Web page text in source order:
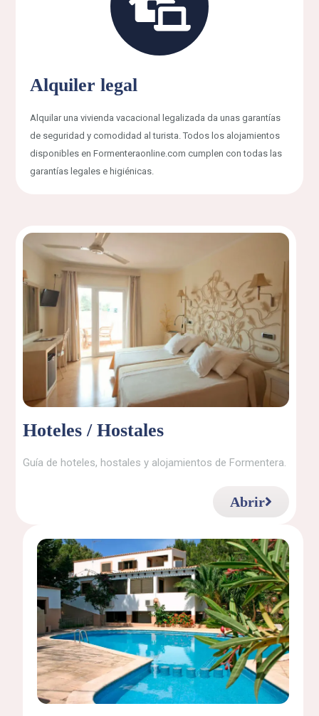
Alquiler legal
Alquilar una vivienda vacacional legalizada da unas garantías
de seguridad y comodidad al turista. Todos los alojamientos
disponibles en Formenteraonline.com cumplen con todas las
garantías legales e higiénicas.
Hoteles / Hostales
Guía de hoteles, hostales y alojamientos de Formentera.
Abrir